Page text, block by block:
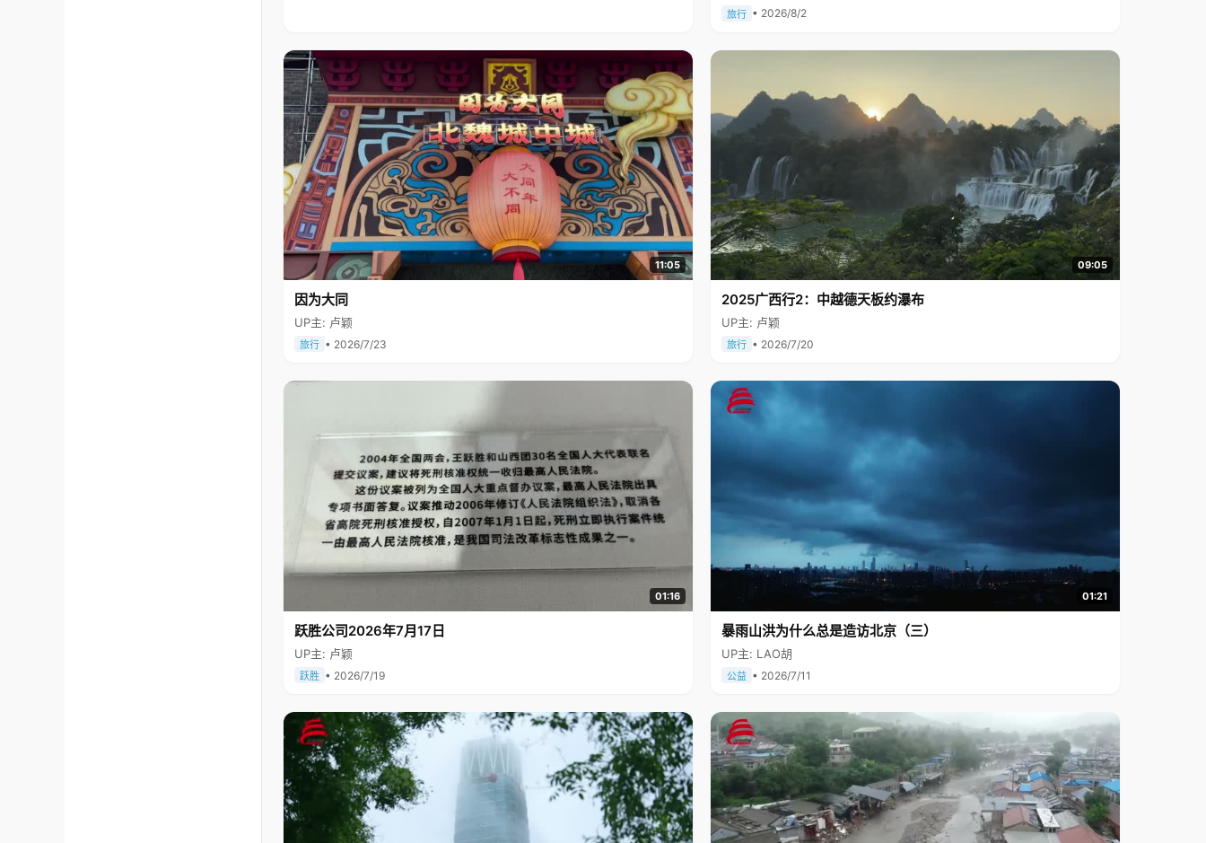
旅行 • 2026/8/2
11:05
因为大同
UP主: 卢颖
旅行 • 2026/7/23
09:05
2025广西行2：中越德天板约瀑布
UP主: 卢颖
旅行 • 2026/7/20
01:16
跃胜公司2026年7月17日
UP主: 卢颖
跃胜 • 2026/7/19
01:21
暴雨山洪为什么总是造访北京（三）
UP主: LAO胡
公益 • 2026/7/11